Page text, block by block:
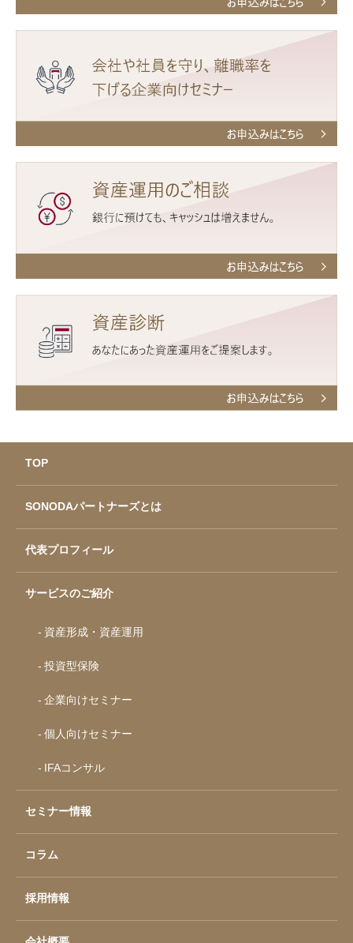
TOP
SONODAパートナーズとは
代表プロフィール
サービスのご紹介
資産形成・資産運用
投資型保険
企業向けセミナー
個人向けセミナー
IFAコンサル
セミナー情報
コラム
採用情報